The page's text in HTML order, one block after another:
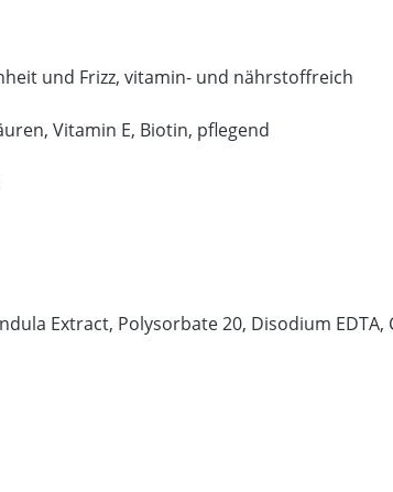
und Frizz, vitamin- und nährstoffreich
Vitamin E, Biotin, pflegend
Extract, Polysorbate 20, Disodium